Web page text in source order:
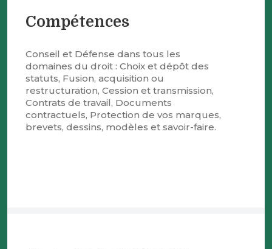
Compétences
Conseil et Défense dans tous les
domaines du droit : Choix et dépôt des
statuts, Fusion, acquisition ou
restructuration, Cession et transmission,
Contrats de travail, Documents
contractuels, Protection de vos marques,
brevets, dessins, modèles et savoir-faire.